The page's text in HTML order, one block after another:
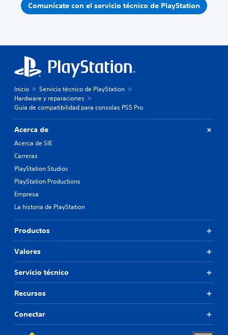
Comunícate con el servicio técnico de PlayStation
Inicio
Servicio técnico de PlayStation
Hardware y reparaciones
Guía de compatibilidad para consolas PS5 Pro
Acerca de
Acerca de SIE
Carreras
PlayStation Studios
PlayStation Productions
Empresa
La historia de PlayStation
Productos
Valores
Servicio técnico
Recursos
Conectar